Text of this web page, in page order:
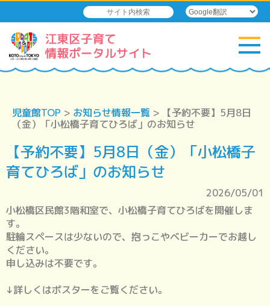
児童館TOP > お知らせ情報一覧 > 【予約不要】5月8日
（金）「小松橋子育てひろば」のお知らせ
【予約不要】5月8日（金）「小松橋子
育てひろば」のお知らせ
2026/05/01
小松橋区民館3階和室で、小松橋子育てひろばを開催しま
す。
駐輪スペースは少ないので、抱っこやベビーカーでお越し
ください。
申し込みは不要です。
↓詳しくはポスターをご覧ください。